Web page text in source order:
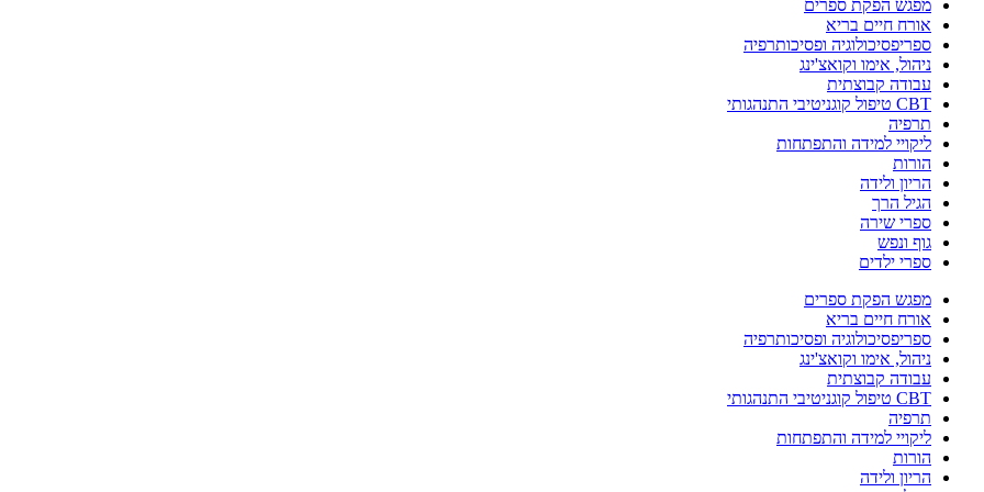
מפגש הפקת ספרים
אורח חיים בריא
ספריפסיכולוגיה ופסיכותרפיה
ניהול, אימו וקואצ'ינג
עבודה קבוצתית
CBT טיפול קוגניטיבי התנהגותי
תרפיה
ליקויי למידה והתפתחות
הורות
הריון ולידה
הגיל הרך
ספרי שירה
גוף ונפש
ספרי ילדים
מפגש הפקת ספרים
אורח חיים בריא
ספריפסיכולוגיה ופסיכותרפיה
ניהול, אימו וקואצ'ינג
עבודה קבוצתית
CBT טיפול קוגניטיבי התנהגותי
תרפיה
ליקויי למידה והתפתחות
הורות
הריון ולידה